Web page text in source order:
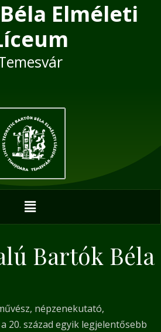
Elméleti
Menu
Bartók Béla
népzenekutató,
20. század egyik legjelentősebb